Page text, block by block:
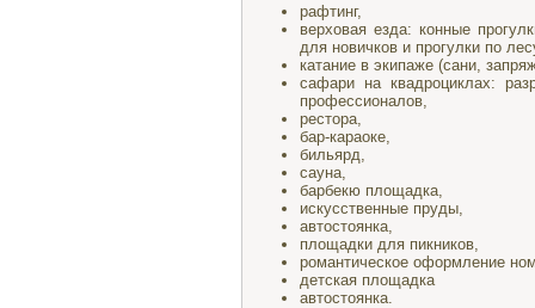
рафтинг,
верховая езда: конные
для новичков и прогулки по
катание в экипаже (сани,
сафари на квадроциклах:
профессионалов,
рестора,
бар-караоке,
бильярд,
сауна,
барбекю площадка,
искусственные пруды,
автостоянка,
площадки для пикников,
романтическое оформление
детская площадка
автостоянка.